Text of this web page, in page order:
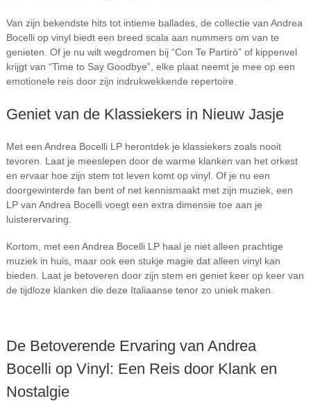
Van zijn bekendste hits tot intieme ballades, de collectie van Andrea
Bocelli op vinyl biedt een breed scala aan nummers om van te
genieten. Of je nu wilt wegdromen bij “Con Te Partirò” of kippenvel
krijgt van “Time to Say Goodbye”, elke plaat neemt je mee op een
emotionele reis door zijn indrukwekkende repertoire.
Geniet van de Klassiekers in Nieuw Jasje
Met een Andrea Bocelli LP herontdek je klassiekers zoals nooit
tevoren. Laat je meeslepen door de warme klanken van het orkest
en ervaar hoe zijn stem tot leven komt op vinyl. Of je nu een
doorgewinterde fan bent of net kennismaakt met zijn muziek, een
LP van Andrea Bocelli voegt een extra dimensie toe aan je
luisterervaring.
Kortom, met een Andrea Bocelli LP haal je niet alleen prachtige
muziek in huis, maar ook een stukje magie dat alleen vinyl kan
bieden. Laat je betoveren door zijn stem en geniet keer op keer van
de tijdloze klanken die deze Italiaanse tenor zo uniek maken.
De Betoverende Ervaring van Andrea
Bocelli op Vinyl: Een Reis door Klank en
Nostalgie